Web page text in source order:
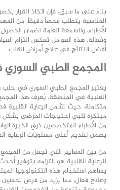
بناءً على ما سبق، فإن اتخاذ القرار
المناسبة يتطلب فحصاً دقيقاً. من
الأطباء، والسمعة العامة لضمان
وفعالة. هذه العوامل تعكس التزام
أفضل النتائج في علاج أمراض القلب.
المجمع الطبي
يعتبر المجمع الطبي السوري في حلب
القلبية في المنطقة. يُعرف هذا
متكاملة، حيث تشمل الرعاية
مبتكرة تلبي احتياجات المرضى
من الأطباء المتخصصين ذوي الخبرة
يضمن تقديم أعلى مستويات الرعاية
من بين المعايير التي تجعل من
للرعاية القلبية هو التزامه بتوفير
يساهم استخدام هذه التكنولوجيا
وعلاج فعال، مما يزيد من فرص